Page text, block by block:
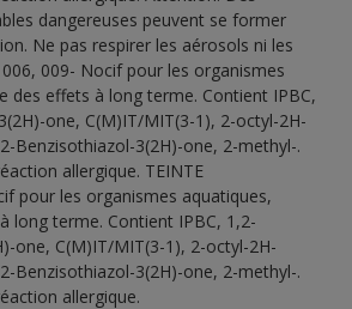
dangereuses peuvent se former
Ne pas respirer les aérosols ni les
009- Nocif pour les organismes
des effets à long terme. Contient IPBC,
one, C(M)IT/MIT(3-1), 2-octyl-2H-
Benzisothiazol-3(2H)-one, 2-methyl-.
allergique. TEINTE
pour les organismes aquatiques,
long terme. Contient IPBC, 1,2-
one, C(M)IT/MIT(3-1), 2-octyl-2H-
Benzisothiazol-3(2H)-one, 2-methyl-.
allergique.